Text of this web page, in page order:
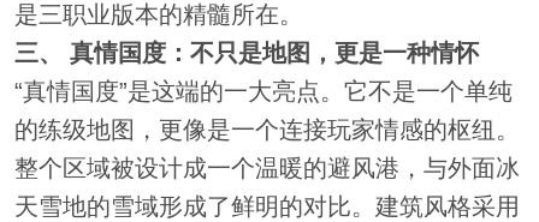
是三职业版本的精髓所在。
三、 真情国度：不只是地图，更是一种情怀
“真情国度”是这端的一大亮点。它不是一个单纯
的练级地图，更像是一个连接玩家情感的枢纽。
整个区域被设计成一个温暖的避风港，与外面冰
天雪地的雪域形成了鲜明的对比。建筑风格采用